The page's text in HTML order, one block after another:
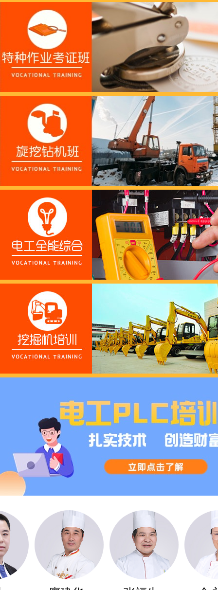
这个春天，以爱之名，
养老护理员培训——提
十二月：保持热爱，成
跟“emo”说拜拜！
浓浓端午情，欢乐“粽
这个春天，以爱之名，
养老护理员培训——提
十二月：保持热爱，成
跟“emo”说拜拜！
浓浓端午情，欢乐“粽
这个春天，以爱之名，